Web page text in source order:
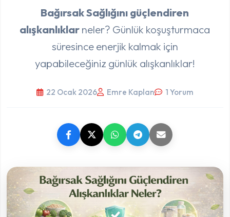
Bağırsak Sağlığını güçlendiren
alışkanlıklarneler? Günlük koşuşturmaca
süresince enerjik kalmak için
yapabileceğiniz günlük alışkanlıklar!
22 Ocak 2026 Emre Kaplan 1 Yorum